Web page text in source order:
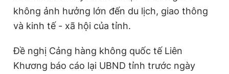
không ảnh hưởng lớn đến du lịch, giao thông
và kinh tế - xã hội của tỉnh.
Đề nghị Cảng hàng không quốc tế Liên
Khương báo cáo lại UBND tỉnh trước ngày